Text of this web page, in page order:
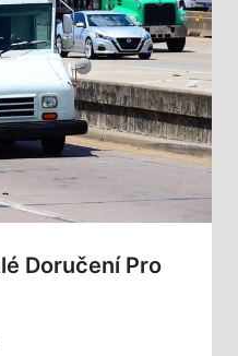
Doručení Pro